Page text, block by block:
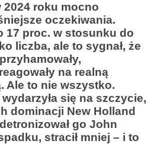
roku mocno
oczekiwania.
17 proc. w stosunku do
liczba, ale to sygnał, że
na realną
Ale to nie wszystko.
się na szczycie,
dominacji New Holland
go John
stracił mniej – i to